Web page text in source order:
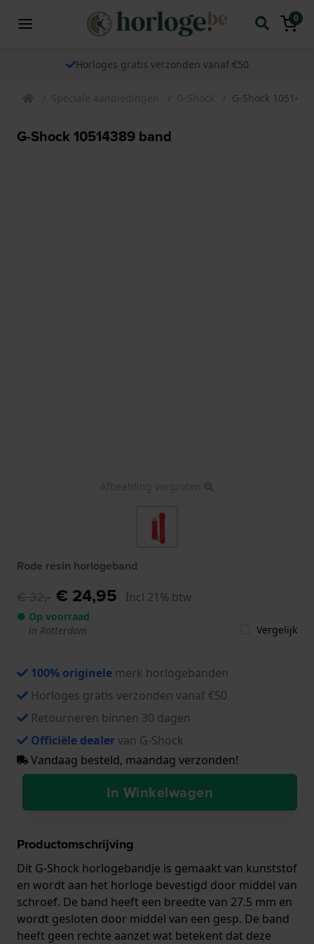
0
Horloges gratis verzonden vanaf €50
Speciale aanbiedingen G-Shock G-Shock
G-Shock 10514389 band
Afbeelding vergroten
Rode resin horlogeband
€ 32,- € 24,95 Incl 21% btw
● Op voorraad
in Rotterdam
Vergelijk
100% originele merk horlogebanden
Horloges gratis verzonden vanaf €50
Retourneren binnen 30 dagen
Officiële dealervan G-Shock
Vandaag besteld, maandag verzonden!
In Winkelwagen
Productomschrijving
Dit G-Shock horlogebandje is gemaakt van kunststof
en wordt aan het horloge bevestigd door middel van
schroef. De band heeft een breedte van 27.5 mm en
wordt gesloten door middel van een gesp. De band
heeft geen rechte aanzet wat betekent dat deze